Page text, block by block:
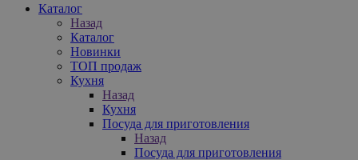
Каталог
Назад
Каталог
Новинки
ТОП продаж
Кухня
Назад
Кухня
Посуда для приготовления
Назад
Посуда для приготовления